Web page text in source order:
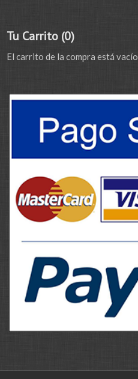
Tu Carrito (0)
El carrito de la compra está vacío